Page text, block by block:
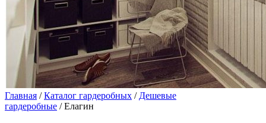
Главная /Каталог гардеробных / Дешевые
гардеробные / Елагин